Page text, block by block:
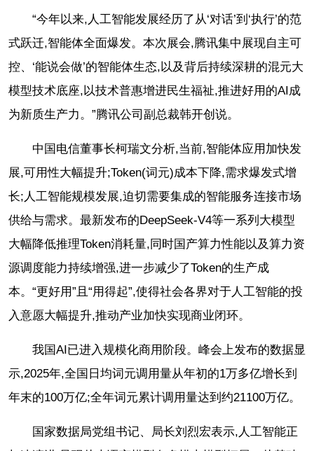
“今年以来,人工智能发展经历了从‘对话’到‘执行’的范
式跃迁,智能体全面爆发。本次展会,腾讯集中展现自主可
控、‘能说会做’的智能体生态,以及背后持续深耕的混元大
模型技术底座,以技术普惠增进民生福祉,推进好用的AI成
为新质生产力。”腾讯公司副总裁韩开创说。
中国电信董事长柯瑞文分析,当前,智能体应用加快发
展,可用性大幅提升;Token(词元)成本下降,需求爆发式增
长;人工智能规模发展,迫切需要集成的智能服务连接市场
供给与需求。最新发布的DeepSeek-V4等一系列大模型
大幅降低推理Token消耗量,同时国产算力性能以及算力资
源调度能力持续增强,进一步减少了Token的生产成
本。“更好用”且“用得起”,使得社会各界对于人工智能的投
入意愿大幅提升,推动产业加快实现商业闭环。
我国AI已进入规模化商用阶段。峰会上发布的数据显
示,2025年,全国日均词元调用量从年初的1万多亿增长到
年末的100万亿;全年词元累计调用量达到约21100万亿。
国家数据局党组书记、局长刘烈宏表示,人工智能正